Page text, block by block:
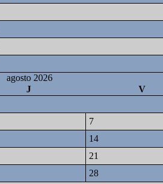
agosto 2026
J V
7
14
21
28